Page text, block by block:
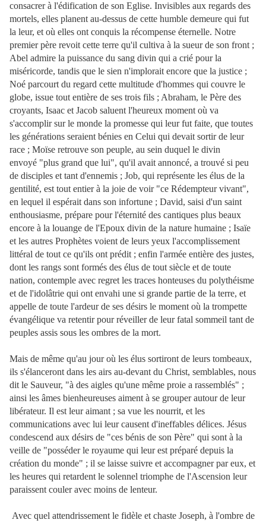
consacrer à l'édification de son Eglise. Invisibles aux regards des
mortels, elles planent au-dessus de cette humble demeure qui fut
la leur, et où elles ont conquis la récompense éternelle. Notre
premier père revoit cette terre qu'il cultiva à la sueur de son front ;
Abel admire la puissance du sang divin qui a crié pour la
miséricorde, tandis que le sien n'implorait encore que la justice ;
Noé parcourt du regard cette multitude d'hommes qui couvre le
globe, issue tout entière de ses trois fils ; Abraham, le Père des
croyants, Isaac et Jacob saluent l'heureux moment où va
s'accomplir sur le monde la promesse qui leur fut faite, que toutes
les générations seraient bénies en Celui qui devait sortir de leur
race ; Moïse retrouve son peuple, au sein duquel le divin
envoyé "plus grand que lui", qu'il avait annoncé, a trouvé si peu
de disciples et tant d'ennemis ; Job, qui représente les élus de la
gentilité, est tout entier à la joie de voir "ce Rédempteur vivant",
en lequel il espérait dans son infortune ; David, saisi d'un saint
enthousiasme, prépare pour l'éternité des cantiques plus beaux
encore à la louange de l'Epoux divin de la nature humaine ; Isaïe
et les autres Prophètes voient de leurs yeux l'accomplissement
littéral de tout ce qu'ils ont prédit ; enfin l'armée entière des justes,
dont les rangs sont formés des élus de tout siècle et de toute
nation, contemple avec regret les traces honteuses du polythéisme
et de l'idolâtrie qui ont envahi une si grande partie de la terre, et
appelle de toute l'ardeur de ses désirs le moment où la trompette
évangélique va retentir pour réveiller de leur fatal sommeil tant de
peuples assis sous les ombres de la mort.
Mais de même qu'au jour où les élus sortiront de leurs tombeaux,
ils s'élanceront dans les airs au-devant du Christ, semblables, nous
dit le Sauveur, "à des aigles qu'une même proie a rassemblés" ;
ainsi les âmes bienheureuses aiment à se grouper autour de leur
libérateur. Il est leur aimant ; sa vue les nourrit, et les
communications avec lui leur causent d'ineffables délices. Jésus
condescend aux désirs de "ces bénis de son Père" qui sont à la
veille de "posséder le royaume qui leur est préparé depuis la
création du monde" ; il se laisse suivre et accompagner par eux, et
les heures qui retardent le solennel triomphe de l'Ascension leur
paraissent couler avec moins de lenteur.
Avec quel attendrissement le fidèle et chaste Joseph, à l'ombre de